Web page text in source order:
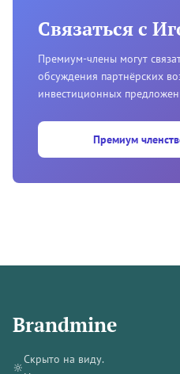
Связаться с
Премиум-члены могут
обсуждения партнёрских
инвестиционных
Премиум
Brandmine
🔆
Скрыто на виду.